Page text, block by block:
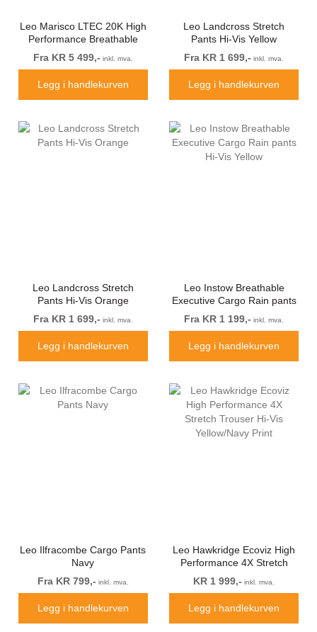
Leo Marisco LTEC 20K High
Performance Breathable
Waterproof Hi-Vis Yellow
Fra KR 5 499,- inkl. mva.
Legg i handlekurven
Leo Landcross Stretch
Pants Hi-Vis Yellow
Fra KR 1 699,- inkl. mva.
Legg i handlekurven
Leo Landcross Stretch
Pants Hi-Vis Orange
Fra KR 1 699,- inkl. mva.
Legg i handlekurven
Leo Instow Breathable
Executive Cargo Rain pants
Hi-Vis Yellow
Fra KR 1 199,- inkl. mva.
Legg i handlekurven
Leo Ilfracombe Cargo Pants
Navy
Fra KR 799,- inkl. mva.
Legg i handlekurven
Leo Hawkridge Ecoviz High
Performance 4X Stretch
Trouser Hi-Vis Yellow/Navy
Print
KR 1 999,- inkl. mva.
Legg i handlekurven